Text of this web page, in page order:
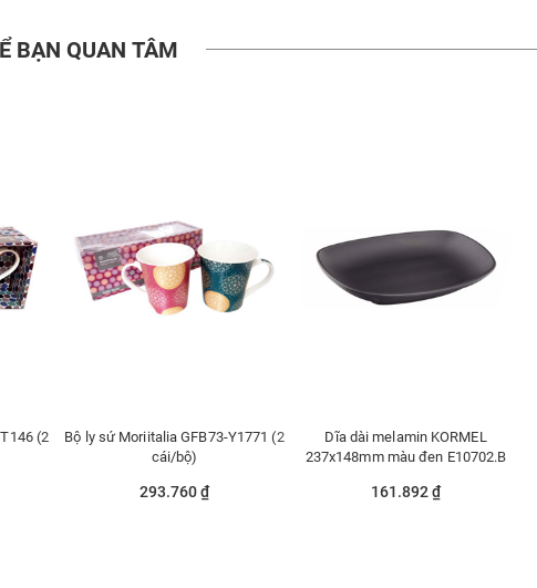
BẠN QUAN TÂM
(2
Bộ ly sứ Moriitalia GFB73-Y1771 (2
cái/bộ)
293.760 ₫
Dĩa dài melamin KORMEL
237x148mm màu đen E10702.B
161.892 ₫